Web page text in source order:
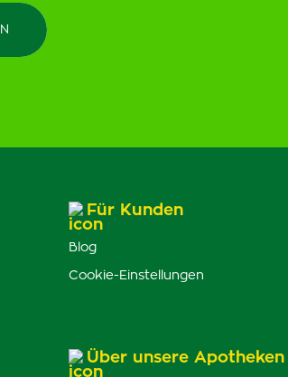
Für Kunden
Blog
Cookie-Einstellungen
Über unsere Apotheken